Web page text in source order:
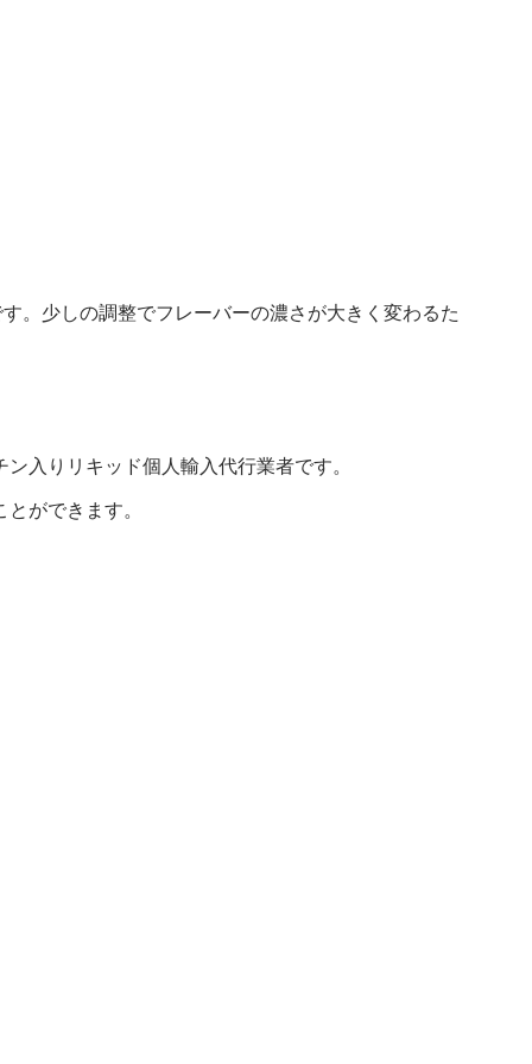
。少しの調整でフレーバーの濃さが大きく変わるた
入りリキッド個人輸入代行業者です。
ができます。